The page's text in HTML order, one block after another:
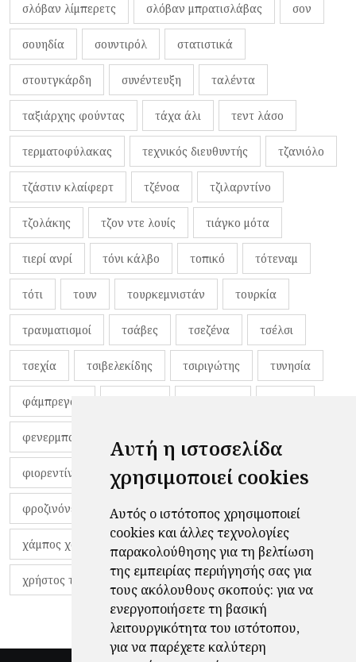
Αυτή η ιστοσελίδα
χρησιμοποιεί cookies
Αυτός ο ιστότοπος χρησιμοποιεί
cookies και άλλες τεχνολογίες
παρακολούθησης για τη βελτίωση
της εμπειρίας περιήγησής σας για
τους ακόλουθους σκοπούς: για να
ενεργοποιήσετε τη βασική
λειτουργικότητα του ιστότοπου,
για να παρέχετε καλύτερη
σλόβαν λίμπερετς σλόβαν μπρατισλάβας σον
σουηδία σουντιρόλ στατιστικά
στουτγκάρδη συνέντευξη ταλέντα
ταξιάρχης φούντας τάχα άλι τεντ λάσο
τερματοφύλακας τεχνικός διευθυντής τζανιόλο
τζάστιν κλαίφερτ τζένοα τζιλαρντίνο
τζολάκης τζον ντε λουίς τιάγκο μότα
τιερί ανρί τόνι κάλβο τοπικό τότεναμ
τότι τουν τουρκεμνιστάν τουρκία
τραυματισμοί τσάβες τσεζένα τσέλσι
τσεχία τσιβελεκίδης τσιριγώτης τυνησία
φάμπρεγας
φενερμπαχτσέ φερνάντο τόρες φίλαθλοι
φιορεντίνα φιρμίνο φρανκ ντε μπουρ
φροζινόνε φωκικός χαβίτο
χάμπος χαραλάμπους χάρι πότερ
χρήστος τζόλης